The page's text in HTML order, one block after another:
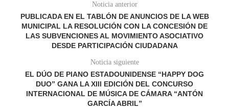
Noticia anterior
PUBLICADA EN EL TABLÓN DE ANUNCIOS DE LA WEB
MUNICIPAL LA RESOLUCIÓN CON LA CONCESIÓN DE
LAS SUBVENCIONES AL MOVIMIENTO ASOCIATIVO
DESDE PARTICIPACIÓN CIUDADANA
Noticia siguiente
EL DÚO DE PIANO ESTADOUNIDENSE “HAPPY DOG
DUO” GANA LA XIII EDICIÓN DEL CONCURSO
INTERNACIONAL DE MÚSICA DE CÁMARA “ANTÓN
GARCÍA ABRIL”